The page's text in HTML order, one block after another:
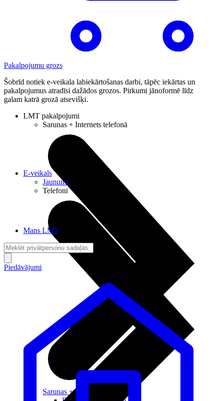
Pakalpojumu grozs
Šobrīd notiek e-veikala labiekārtošanas darbi, tāpēc iekārtas un
pakalpojumus atradīsi dažādos grozos. Pirkumi jānoformē līdz
galam katrā grozā atsevišķi.
LMT pakalpojumi
Sarunas + Internets telefonā
Sarunas + Internets
E-veikals
Jaunumi
Telefoni
Mans LMT
Piedāvājumi